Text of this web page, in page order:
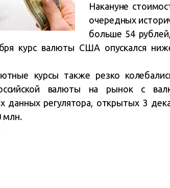
Накануне
очередных
больше 54
курс валюты США опускался
курсы также резко
валюты на рынок с
данных регулятора, открытых 3
млн.